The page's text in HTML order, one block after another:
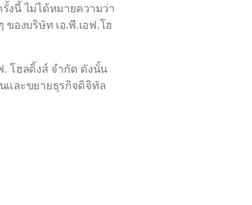
งนี้ ไม่ได้หมายความว่า
องบริษัท เอ.พี.เอฟ.โฮ
โฮลดิ้งส์ จำกัด ดังนั้น
และขยายธุรกิจดิจิทัล